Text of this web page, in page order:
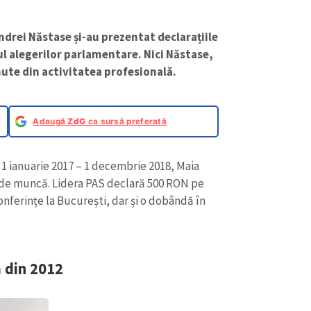
Năstase și-au prezentat declarațiile
alegerilor parlamentare. Nici Năstase,
din activitatea profesională.
AdaugăZdG ca sursă preferată
ianuarie 2017 – 1 decembrie 2018, Maia
Lidera PAS declară 500 RON pe
la București, dar și o dobândă în
2012